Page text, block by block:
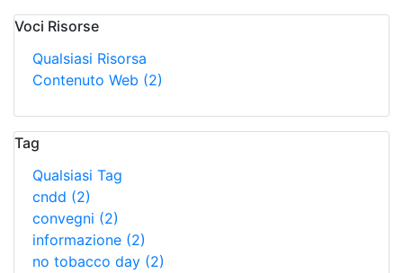
Voci Risorse
Qualsiasi Risorsa
Contenuto Web (2)
Tag
Qualsiasi Tag
cndd (2)
convegni (2)
informazione (2)
no tobacco day (2)